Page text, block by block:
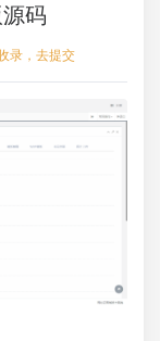
码
录，去提交